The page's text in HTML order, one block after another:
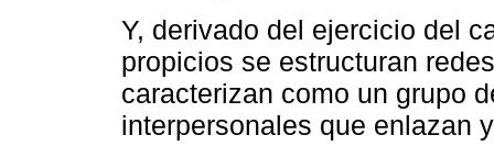
Y, derivado del ejercicio del
propicios se estructuran
caracterizan como un grupo
interpersonales que enlazan